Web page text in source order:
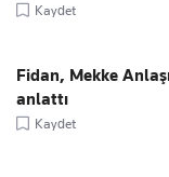
Kaydet
Fidan, Mekke
anlattı
Kaydet